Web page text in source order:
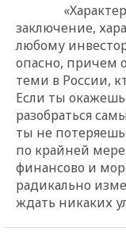
заключение,
любому
опасно, причем
теми в России,
Если ты
разобраться
ты не
по крайней
финансово и
радикально
ждать никаких